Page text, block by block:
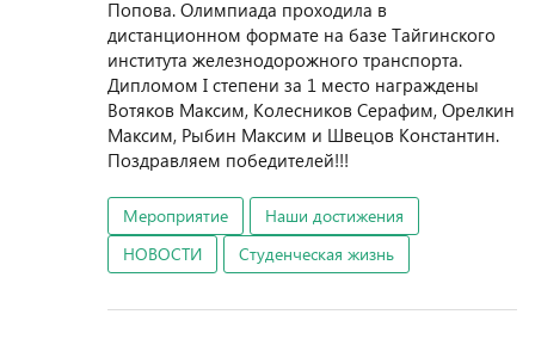
Попова. Олимпиада проходила в
дистанционном формате на базе Тайгинского
института железнодорожного транспорта.
Дипломом I степени за 1 место награждены
Вотяков Максим, Колесников Серафим, Орелкин
Максим, Рыбин Максим и Швецов Константин.
Поздравляем победителей!!!
Мероприятие
Наши достижения
НОВОСТИ
Студенческая жизнь